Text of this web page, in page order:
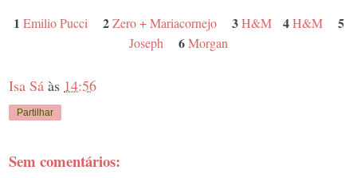
1 Emilio Pucci 2 Zero + Mariacornejo 3 H&M 4 H&M 5
Joseph 6Morgan
Isa Sá às 14:56
Partilhar
Sem comentários: